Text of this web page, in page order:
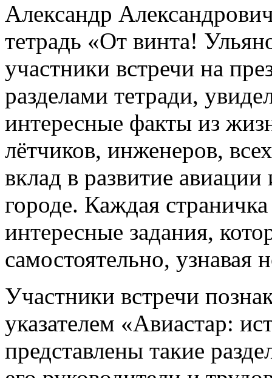
Александр
тетрадь «От винта!
участники встречи на
разделами тетради,
интересные факты из
лётчиков, инженеров,
вклад в развитие
городе. Каждая
интересные задания,
самостоятельно, узнавая
Участники встречи
указателем «Авиастар:
представлены такие